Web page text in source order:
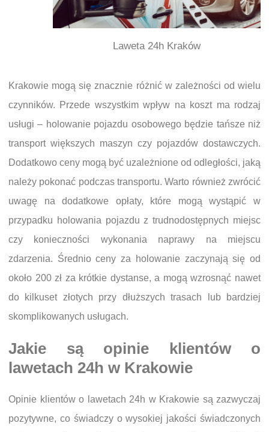
Laweta 24h Kraków
Krakowie mogą się znacznie różnić w zależności od wielu
czynników. Przede wszystkim wpływ na koszt ma rodzaj
usługi – holowanie pojazdu osobowego będzie tańsze niż
transport większych maszyn czy pojazdów dostawczych.
Dodatkowo ceny mogą być uzależnione od odległości, jaką
należy pokonać podczas transportu. Warto również zwrócić
uwagę na dodatkowe opłaty, które mogą wystąpić w
przypadku holowania pojazdu z trudnodostępnych miejsc
czy konieczności wykonania naprawy na miejscu
zdarzenia. Średnio ceny za holowanie zaczynają się od
około 200 zł za krótkie dystanse, a mogą wzrosnąć nawet
do kilkuset złotych przy dłuższych trasach lub bardziej
skomplikowanych usługach.
Jakie są opinie klientów o
lawetach 24h w Krakowie
Opinie klientów o lawetach 24h w Krakowie są zazwyczaj
pozytywne, co świadczy o wysokiej jakości świadczonych